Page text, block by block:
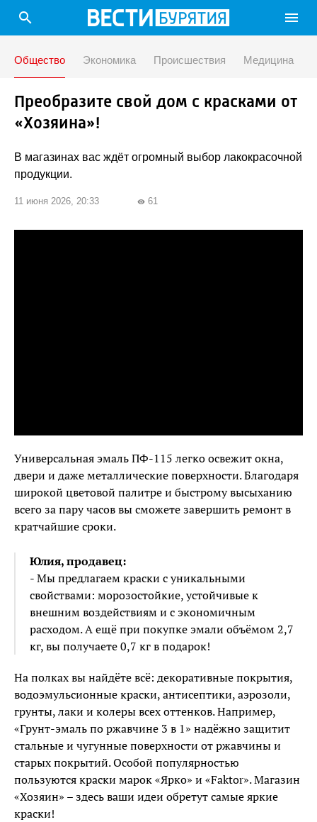
search menu
Общество Экономика Происшествия Медицина
Преобразите свой дом с красками от
«Хозяина»!
В магазинах вас ждёт огромный выбор лакокрасочной
продукции.
11 июня 2026, 20:33 visibility 61
Универсальная эмаль ПФ-115 легко освежит окна,
двери и даже металлические поверхности. Благодаря
широкой цветовой палитре и быстрому высыханию
всего за пару часов вы сможете завершить ремонт в
кратчайшие сроки.
Юлия, продавец:
- Мы предлагаем краски с уникальными
свойствами: морозостойкие, устойчивые к
внешним воздействиям и с экономичным
расходом. А ещё при покупке эмали объёмом 2,7
кг, вы получаете 0,7 кг в подарок!
На полках вы найдёте всё: декоративные покрытия,
водоэмульсионные краски, антисептики, аэрозоли,
грунты, лаки и колеры всех оттенков. Например,
«Грунт-эмаль по ржавчине 3 в 1» надёжно защитит
стальные и чугунные поверхности от ржавчины и
старых покрытий. Особой популярностью
пользуются краски марок «Ярко» и «Faktor». Магазин
«Хозяин» – здесь ваши идеи обретут самые яркие
краски!